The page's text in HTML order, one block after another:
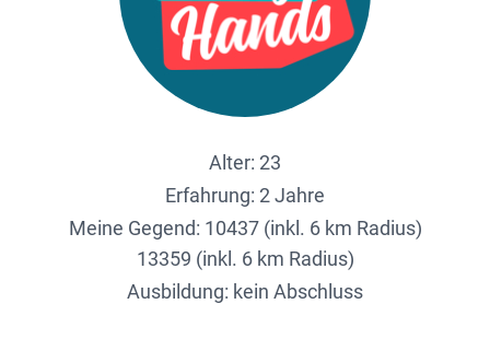
Alter: 23
Erfahrung: 2 Jahre
Meine Gegend: 10437 (inkl. 6 km Radius)
13359 (inkl. 6 km Radius)
Ausbildung: kein Abschluss